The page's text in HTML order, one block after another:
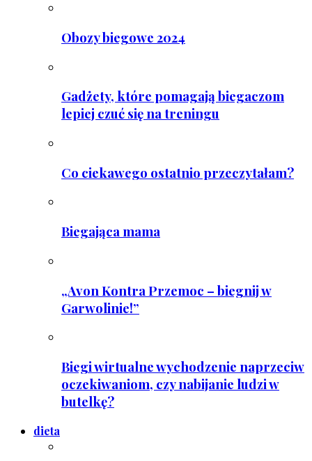
Obozy biegowe 2024
Gadżety, które pomagają biegaczom
lepiej czuć się na treningu
Co ciekawego ostatnio przeczytałam?
Biegająca mama
„Avon Kontra Przemoc – biegnij w
Garwolinie!”
Biegi wirtualne wychodzenie naprzeciw
oczekiwaniom, czy nabijanie ludzi w
butelkę?
dieta